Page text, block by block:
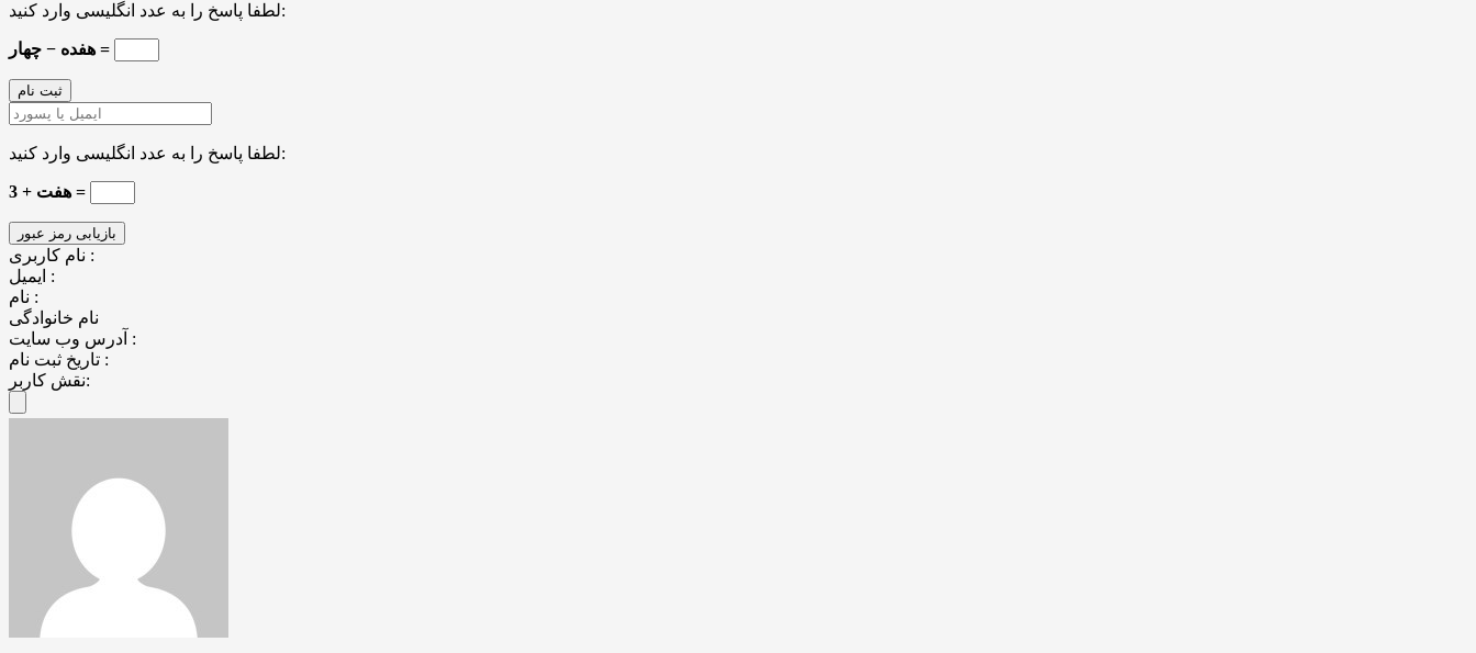
لطفا پاسخ را به عدد انگلیسی وارد کنید:
هفده − چهار =
لطفا پاسخ را به عدد انگلیسی وارد کنید:
3 + هفت =
نام کاربری :
ایمیل :
نام :
نام خانوادگی
آدرس وب سایت :
تاریخ ثبت نام :
نقش کاربر: